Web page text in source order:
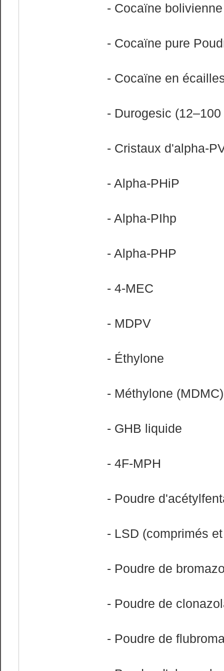
- Cocaïne bolivienne
- Cocaïne pure
- Cocaïne en
- Durogesic (12–100
- Cristaux d'alpha-
- Alpha-PHiP
- Alpha-PIhp
- Alpha-PHP
- 4-MEC
- MDPV
- Éthylone
- Méthylone (MDMC)
- GHB liquide
- 4F-MPH
- Poudre
- LSD (comprimés
- Poudre de
- Poudre de
- Poudre de